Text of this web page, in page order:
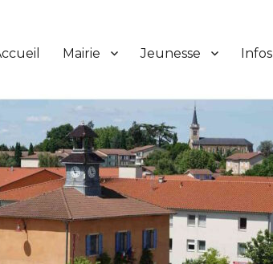
Mairie Jeunesse